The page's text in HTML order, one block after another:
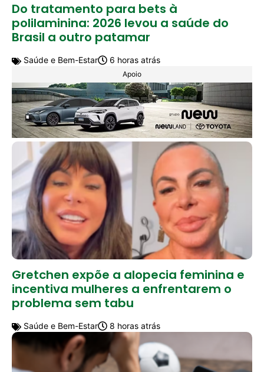
Do tratamento para bets à
polilaminina: 2026 levou a saúde do
Brasil a outro patamar
Saúde e Bem-Estar 6 horas atrás
Apoio
Gretchen expõe a alopecia feminina e
incentiva mulheres a enfrentarem o
problema sem tabu
Saúde e Bem-Estar 8 horas atrás